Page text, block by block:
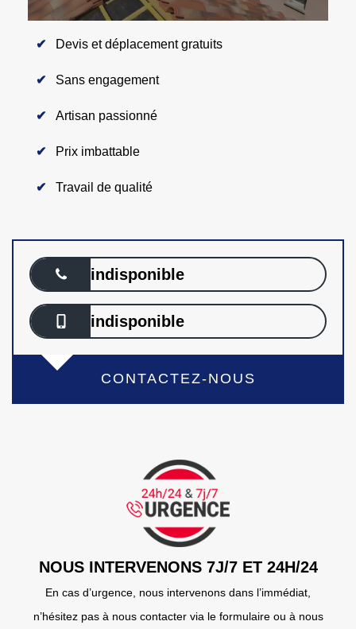
Devis et déplacement gratuits
Sans engagement
Artisan passionné
Prix imbattable
Travail de qualité
indisponible
indisponible
CONTACTEZ-NOUS
NOUS INTERVENONS 7J/7 ET 24H/24
En cas d’urgence, nous intervenons dans l’immédiat,
n’hésitez pas à nous contacter via le formulaire ou à nous